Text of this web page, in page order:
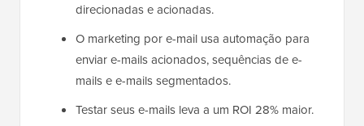
direcionadas e acionadas.
O marketing por e-mail usa automação para
enviar e-mails acionados, sequências de e-
mails e e-mails segmentados.
Testar seus e-mails leva a um ROI 28% maior.